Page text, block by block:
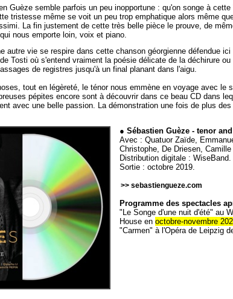
Guèze semble parfois un peu inopportune : qu'on songe à
tristesse même se voit un peu trop emphatique alors même
La fin justement de cette très belle pièce le prouve, de
nous emporte loin, voix et piano.
autre vie se respire dans cette chanson géorgienne défendue
Tosti où s'entend vraiment la poésie délicate de la déchirure
de registres jusqu'à un final planant dans l'aigu.
tout en légèreté, le ténor nous emmène en voyage avec le
pépites encore sont à découvrir dans ce beau CD dans
avec une belle passion. La démonstration une fois de plus
● Sébastien Guèze - tenor
Avec : Quatuor Zaïde,
Christophe, De Driesen, Camille
Distribution digitale : WiseBand.
Sortie : octobre 2019.
>> sebastiengueze.com
Programme des spectacles
"Le Songe d'une nuit d'été" au
House enoctobre-novembre
"Carmen" à l'Opéra de Leipzig